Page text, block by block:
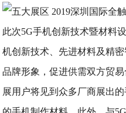
此次5G手机创新技术暨材料
机创新技术、先进材料及精
品牌形象，促进供需双方贸
展用户将见到众多厂商展出